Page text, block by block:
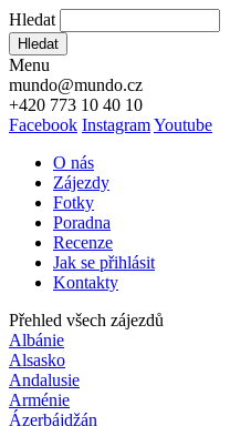
Hledat
Hledat
Menu
mundo@mundo.cz
+420 773 10 40 10
Facebook InstagramYoutube
O nás
Zájezdy
Fotky
Poradna
Recenze
Jak se přihlásit
Kontakty
Přehled všech zájezdů
Albánie
Alsasko
Andalusie
Arménie
Ázerbájdžán